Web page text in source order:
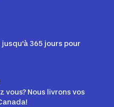
365 jours pour
vous? Nous livrons vos